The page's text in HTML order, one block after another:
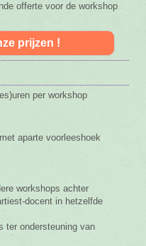
offerte voor de workshop
prijzen !
per workshop
aparte voorleeshoek
workshops achter
docent in hetzelfde
ter ondersteuning van